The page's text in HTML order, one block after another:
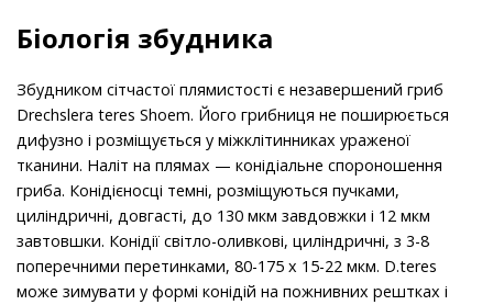
Біологія збудника
Збудником сітчастої плямистості є незавершений гриб
Drechslera teres Shoem. Його грибниця не поширюється
дифузно і розміщується у міжклітинниках ураженої
тканини. Наліт на плямах — конідіальне спороношення
гриба. Конідієносці темні, розміщуються пучками,
циліндричні, довгасті, до 130 мкм завдовжки і 12 мкм
завтовшки. Конідії світло-оливкові, циліндричні, з 3-8
поперечними перетинками, 80-175 х 15-22 мкм. D.teres
може зимувати у формі конідій на пожнивних рештках і